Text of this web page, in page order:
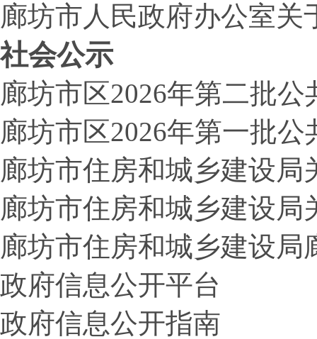
廊坊市人民政府办公室
社会公示
廊坊市区2026年第二批
廊坊市区2026年第一批
廊坊市住房和城乡建设
廊坊市住房和城乡建设
廊坊市住房和城乡建设
政府信息公开平台
政府信息公开指南